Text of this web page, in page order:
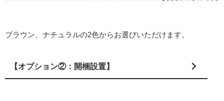
ブラウン、ナチュラルの2色からお選びいただけます。
【オプション②：開梱設置】